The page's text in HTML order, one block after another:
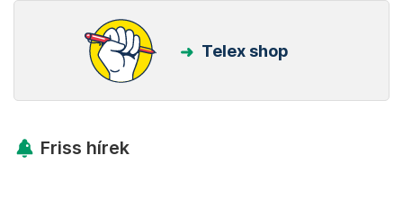
Telex shop
Friss hírek